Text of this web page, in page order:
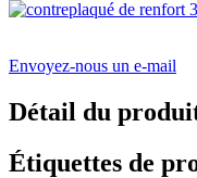
Envoyez-nous un e-mail
Détail du
Étiquettes de